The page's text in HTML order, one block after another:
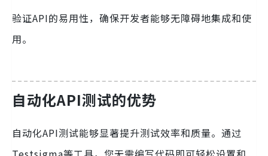
验证API的易用性，确保开发者能够无障碍地集成和使
用。
自动化API测试的优势
自动化API测试能够显著提升测试效率和质量。通过